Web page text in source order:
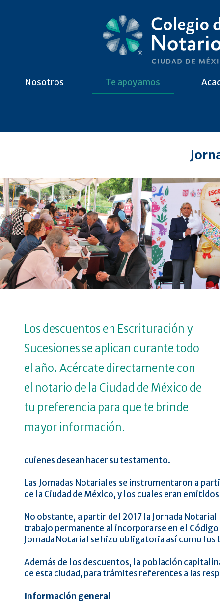
Nosotros Te apoyamos
Los descuentos en Escrituración y
Sucesiones se aplican durante todo
el año. Acércate directamente con
el notario de la Ciudad de México de
tu preferencia para que te brinde
mayor información.
quienes desean hacer su testamento.
Las Jornadas Notariales se instrumentaron a
de la Ciudad de México, y los cuales eran emitidos
No obstante, a partir del 2017 la Jornada
trabajo permanente al incorporarse en el
Jornada Notarial se hizo obligatoria así como los
Además de los descuentos, la población
de esta ciudad, para trámites referentes a las
Información general